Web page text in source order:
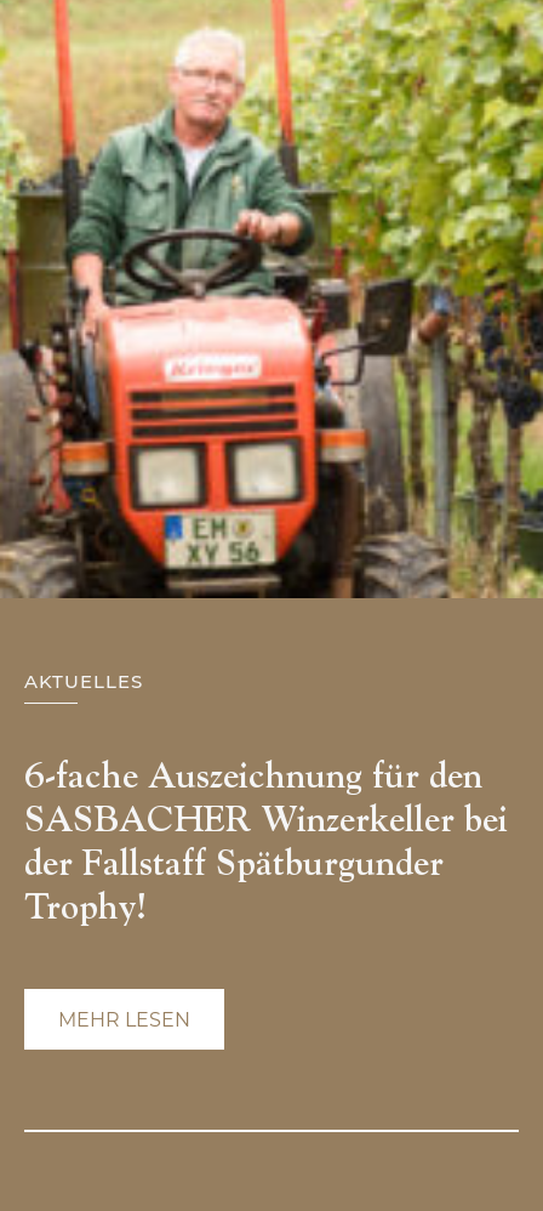
AKTUELLES
6-fache Auszeichnung für den
SASBACHER Winzerkeller bei
der Fallstaff Spätburgunder
Trophy!
MEHR LESEN